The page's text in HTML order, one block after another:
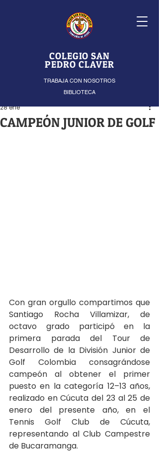
COLEGIO SAN
PEDRO CLAVER
TRABAJA CON NOSOTROS
BIBLIOTECA
CAMPEÓN JUNIOR DE GOLF
28 ene
Con gran orgullo compartimos que
Santiago Rocha Villamizar, de
octavo grado participó en la
primera parada del Tour de
Desarrollo de la División Junior de
Golf Colombia consagrándose
campeón al obtener el primer
puesto en la categoría 12–13 años,
realizado en Cúcuta del 23 al 25 de
enero del presente año, en el
Tennis Golf Club de Cúcuta,
representando al Club Campestre
de Bucaramanga.